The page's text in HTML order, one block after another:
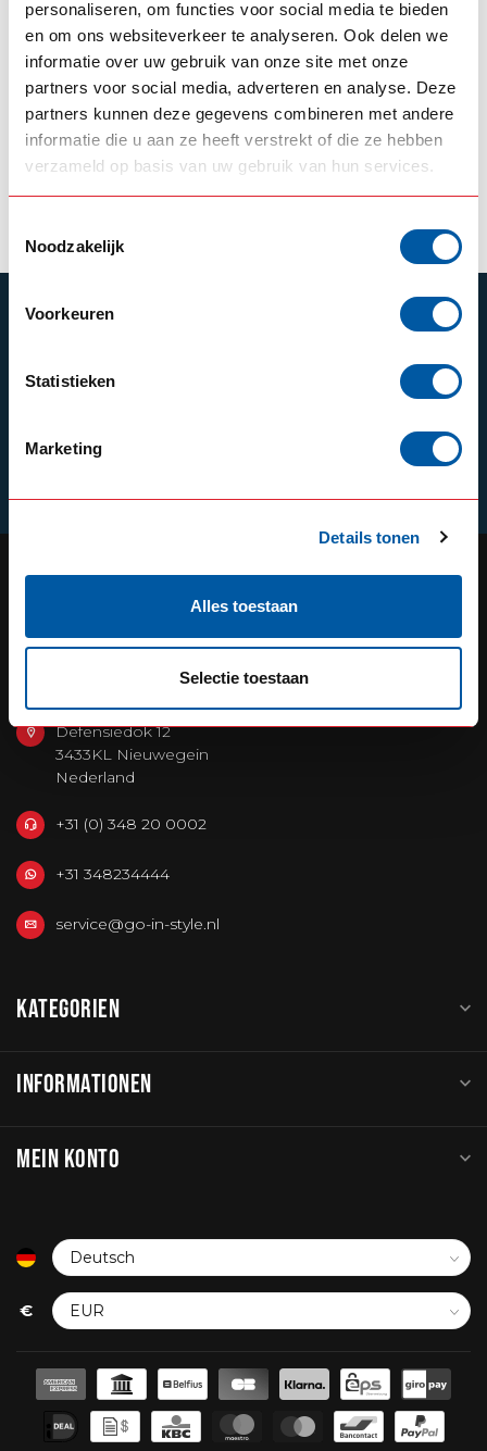
personaliseren, om functies voor social media te bieden
en om ons websiteverkeer te analyseren. Ook delen we
informatie over uw gebruik van onze site met onze
partners voor social media, adverteren en analyse. Deze
partners kunnen deze gegevens combineren met andere
informatie die u aan ze heeft verstrekt of die ze hebben
verzameld op basis van uw gebruik van hun services.
Noodzakelijk
Voorkeuren
Statistieken
Marketing
Details tonen
Alles toestaan
Selectie toestaan
SOLARGUARD
Solarguard
Spoilerlippe MAN
TGX
Produkt ansehen
ABONNIEREN SIE UNSEREN NEWSLETTER
Newsletter-Angeboten
OUR REPUTATION IS BUILT ON
Defensiedok 12
3433KL Nieuwegein
Nederland
+31 (0) 348 20 0002
+31 348234444
service@go-in-style.nl
KATEGORIEN
INFORMATIONEN
MEIN KONTO
€